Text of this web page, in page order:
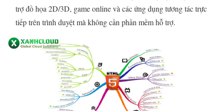
trợ đồ họa 2D/3D, game online và các ứng dụng tương tác trực
tiếp trên trình duyệt mà không cần phần mềm hỗ trợ.